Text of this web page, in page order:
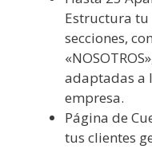
Estructura tu
secciones,
adaptadas a
empresa.
Página de
tus clientes